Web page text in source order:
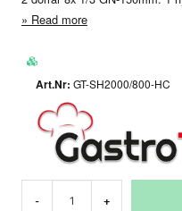
Read more
GT-SH2000/800-HC
- +